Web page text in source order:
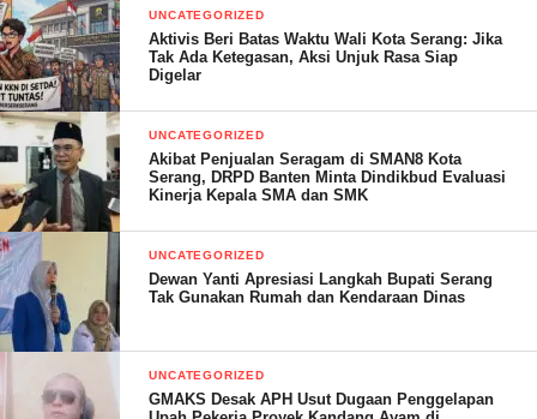
“Harus ditindak tegas, jangan dibiarkan begitu saja tanpa adanya
sanksi. Kalau memang tidak ada sanksi dari Dindikbud, berarti
perlu dicurigai lebih dalam,” katanya.
Terpisah, Kepala SMPN 1 Kota Serang Bukhori ketika hendak
dikonfirmasi tidak berasa di sekolah. Bahkan tidak menjawab
ketika dikonfirmasi melalui pesan WhatsApp. (Dinar)
Post Views: 24
UNCATEGORIZED
Aktivis Beri Batas Waktu Wali Kota Serang: Jika
Tak Ada Ketegasan, Aksi Unjuk Rasa Siap
Digelar
UNCATEGORIZED
Akibat Penjualan Seragam di SMAN8 Kota
Serang, DRPD Banten Minta Dindikbud Evaluasi
Kinerja Kepala SMA dan SMK
UNCATEGORIZED
Dewan Yanti Apresiasi Langkah Bupati Serang
Tak Gunakan Rumah dan Kendaraan Dinas
UNCATEGORIZED
GMAKS Desak APH Usut Dugaan Penggelapan